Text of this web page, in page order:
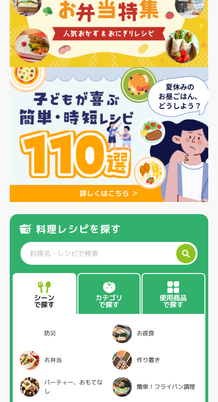
料理レシピを探す
シーン
で探す
カテゴリ
で探す
使用商品
で探す
防災 お夜食
お弁当 作り置き
パーティー、おもてな
し
簡単！フライパン調理